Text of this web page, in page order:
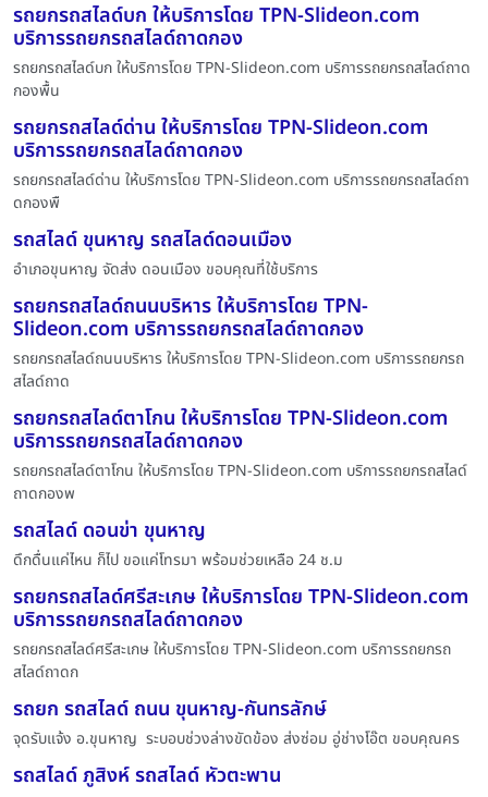
รถยกรถสไลด์บก ให้บริการโดย TPN-Slideon.com
บริการรถยกรถสไลด์ถาดกอง
รถยกรถสไลด์บก ให้บริการโดย TPN-Slideon.com บริการรถยกรถสไลด์ถาด
กองพื้น
รถยกรถสไลด์ด่าน ให้บริการโดย TPN-Slideon.com
บริการรถยกรถสไลด์ถาดกอง
รถยกรถสไลด์ด่าน ให้บริการโดย TPN-Slideon.com บริการรถยกรถสไลด์ถา
ดกองพื
รถสไลด์ ขุนหาญ รถสไลด์ดอนเมือง
อำเภอขุนหาญ จัดส่ง ดอนเมือง ขอบคุณที่ใช้บริการ
รถยกรถสไลด์ถนนบริหาร ให้บริการโดย TPN-
Slideon.com บริการรถยกรถสไลด์ถาดกอง
รถยกรถสไลด์ถนนบริหาร ให้บริการโดย TPN-Slideon.com บริการรถยกรถ
สไลด์ถาด
รถยกรถสไลด์ตาโกน ให้บริการโดย TPN-Slideon.com
บริการรถยกรถสไลด์ถาดกอง
รถยกรถสไลด์ตาโกน ให้บริการโดย TPN-Slideon.com บริการรถยกรถสไลด์
ถาดกองพ
รถสไลด์ ดอนข่า ขุนหาญ
ดึกดื่นแค่ไหน ก็ไป ขอแค่โทรมา พร้อมช่วยเหลือ 24 ช.ม
รถยกรถสไลด์ศรีสะเกษ ให้บริการโดย TPN-Slideon.com
บริการรถยกรถสไลด์ถาดกอง
รถยกรถสไลด์ศรีสะเกษ ให้บริการโดย TPN-Slideon.com บริการรถยกรถ
สไลด์ถาดก
รถยก รถสไลด์ ถนน ขุนหาญ-กันทรลักษ์
จุดรับแจ้ง อ.ขุนหาญ ระบอบช่วงล่างขัดข้อง ส่งซ่อม อู่ช่างโอ๊ต ขอบคุณคร
รถสไลด์ ภูสิงห์ รถสไลด์ หัวตะพาน